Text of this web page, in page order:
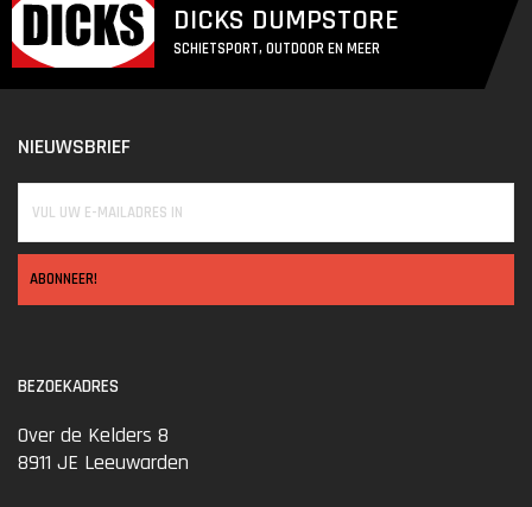
DICKS DUMPSTORE
SCHIETSPORT, OUTDOOR EN MEER
NIEUWSBRIEF
ABONNEER!
BEZOEKADRES
Over de Kelders 8
8911 JE Leeuwarden